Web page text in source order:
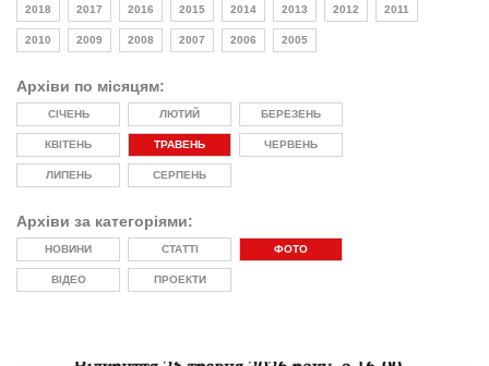
2018 2017 2016 2015 2014 2013 2012 2011
2010 2009 2008 2007 2006 2005
Архіви по місяцям:
СІЧЕНЬ ЛЮТИЙ БЕРЕЗЕНЬ
КВІТЕНЬ ТРАВЕНЬ ЧЕРВЕНЬ
ЛИПЕНЬ СЕРПЕНЬ
Архіви за категоріями:
НОВИНИ СТАТТІ ФОТО
ВІДЕО ПРОЕКТИ